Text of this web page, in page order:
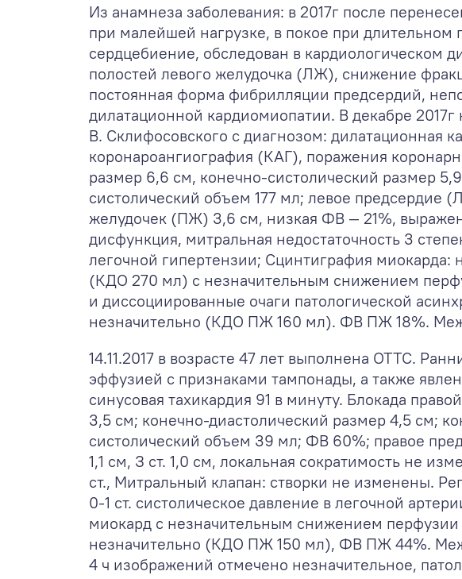
Из анамнеза заболевания: в 2017г после
при малейшей нагрузке, в покое при
сердцебиение, обследован в кардиологическом
полостей левого желудочка (ЛЖ), снижение
постоянная форма фибрилляции предсердий,
дилатационной кардиомиопатии. В декабре
В. Склифосовского с диагнозом: дилатационная
коронароангиография (КАГ), поражения
размер 6,6 см, конечно-систолический размер
систолический объем 177 мл; левое предсердие
желудочек (ПЖ) 3,6 см, низкая ФВ — 21%,
дисфункция, митральная недостаточность 3
легочной гипертензии; Сцинтиграфия
(КДО 270 мл) с незначительным снижением
и диссоциированные очаги патологической
незначительно (КДО ПЖ 160 мл). ФВ ПЖ 18%.
14.11.2017 в возрасте 47 лет выполнена ОТТС.
эффузией с признаками тампонады, а также
синусовая тахикардия 91 в минуту. Блокада
3,5 см; конечно-диастолический размер 4,5 см;
систолический объем 39 мл; ФВ 60%; правое
1,1 см, З ст. 1,0 см, локальная сократимость не
ст., Митральный клапан: створки не изменены.
0-1 ст. систолическое давление в легочной
миокард с незначительным снижением
незначительно (КДО ПЖ 150 мл), ФВ ПЖ 44%.
4 ч изображений отмечено незначительное,